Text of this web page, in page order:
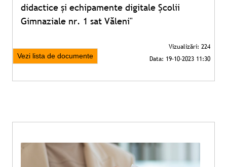
didactice și echipamente digitale Școlii
Gimnaziale nr. 1 sat Văleni"
Vezi lista de documente